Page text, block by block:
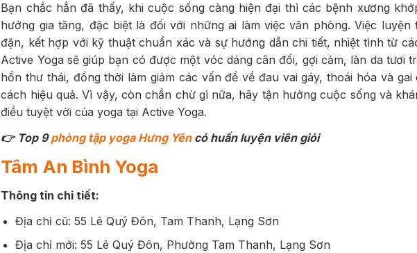
Bạn chắc hẳn đã thấy, khi cuộc sống càng hiện đại thì các bệnh xương
hướng gia tăng, đặc biệt là đối với những ai làm việc văn phòng. Việc luyện
đặn, kết hợp với kỹ thuật chuẩn xác và sự hướng dẫn chi tiết, nhiệt tình từ
Active Yoga sẽ giúp bạn có được một vóc dáng cân đối, gợi cảm, làn da tươi
hồn thư thái, đồng thời làm giảm các vấn đề về đau vai gáy, thoái hóa và gai
cách hiệu quả. Vì vậy, còn chần chừ gì nữa, hãy tận hưởng cuộc sống và
điều tuyệt vời của yoga tại Active Yoga.
👉 Top 9phòng tập yoga Hưng Yêncó huấn luyện viên giỏi
Tâm An Bình Yoga
Thông tin chi tiết:
Địa chỉ cũ: 55 Lê Quý Đôn, Tam Thanh, Lạng Sơn
Địa chỉ mới: 55 Lê Quý Đôn, Phường Tam Thanh, Lạng Sơn